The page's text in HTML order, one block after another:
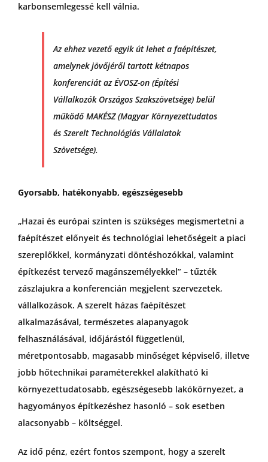
karbonsemlegessé kell válnia.
Az ehhez vezető egyik út lehet a faépítészet,
amelynek jövőjéről tartott kétnapos
konferenciát az ÉVOSZ-on (Építési
Vállalkozók Országos Szakszövetsége) belül
működő MAKÉSZ (Magyar Környezettudatos
és Szerelt Technológiás Vállalatok
Szövetsége).
Gyorsabb, hatékonyabb, egészségesebb
„Hazai és európai szinten is szükséges megismertetni a
faépítészet előnyeit és technológiai lehetőségeit a piaci
szereplőkkel, kormányzati döntéshozókkal, valamint
építkezést tervező magánszemélyekkel” – tűzték
zászlajukra a konferencián megjelent szervezetek,
vállalkozások. A szerelt házas faépítészet
alkalmazásával, természetes alapanyagok
felhasználásával, időjárástól függetlenül,
méretpontosabb, magasabb minőséget képviselő, illetve
jobb hőtechnikai paraméterekkel alakítható ki
környezettudatosabb, egészségesebb lakókörnyezet, a
hagyományos építkezéshez hasonló – sok esetben
alacsonyabb – költséggel.
Az idő pénz, ezért fontos szempont, hogy a szerelt